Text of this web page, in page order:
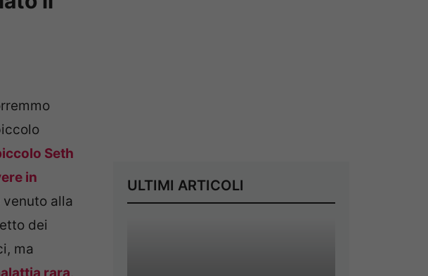
Seth
in
alla
dei
ma
ULTIMI ARTICOLI